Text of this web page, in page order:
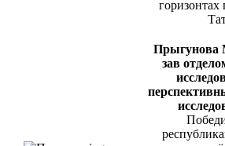
горизонтах
Прыгунова
зав